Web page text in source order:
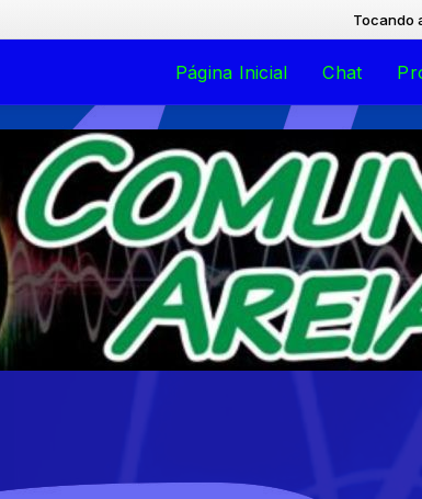
Tocando
Página Inicial Chat